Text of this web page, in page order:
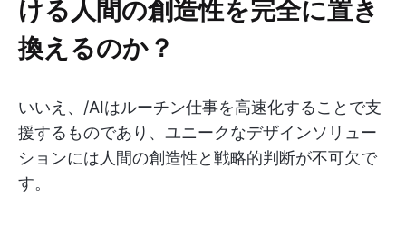
ける人間の創造性を完全に置き
換えるのか？
いいえ、/AIはルーチン仕事を高速化することで支
援するものであり、ユニークなデザインソリュー
ションには人間の創造性と戦略的判断が不可欠で
す。